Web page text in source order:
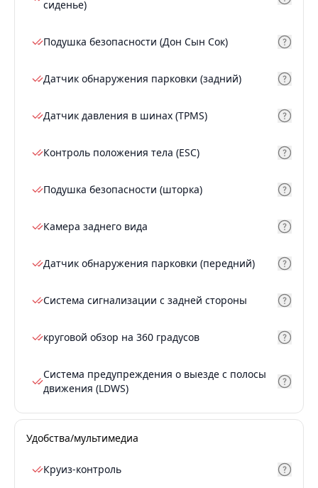
сиденье)
Подушка безопасности (Дон Сын Сок)
Датчик обнаружения парковки (задний)
Датчик давления в шинах (TPMS)
Контроль положения тела (ESC)
Подушка безопасности (шторка)
Камера заднего вида
Датчик обнаружения парковки (передний)
Система сигнализации с задней стороны
круговой обзор на 360 градусов
Система предупреждения о выезде с полосы
движения (LDWS)
Удобства/мультимедиа
Круиз-контроль